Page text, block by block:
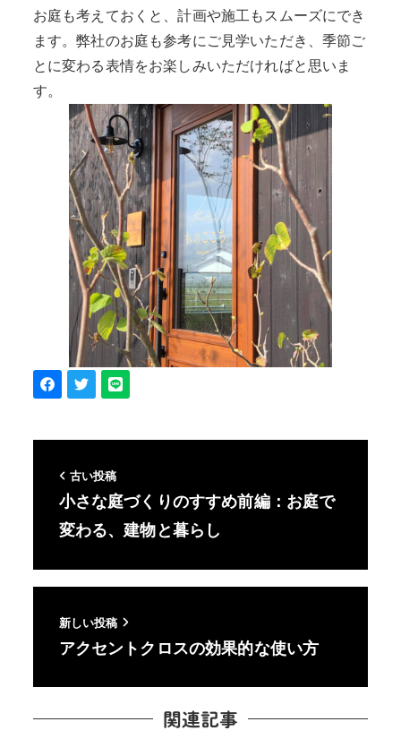
お庭も考えておくと、計画や施工もスムーズにでき
ます。弊社のお庭も参考にご見学いただき、季節ご
とに変わる表情をお楽しみいただければと思いま
す。
古い投稿
小さな庭づくりのすすめ前編：お庭で
変わる、建物と暮らし
新しい投稿
アクセントクロスの効果的な使い方
関連記事